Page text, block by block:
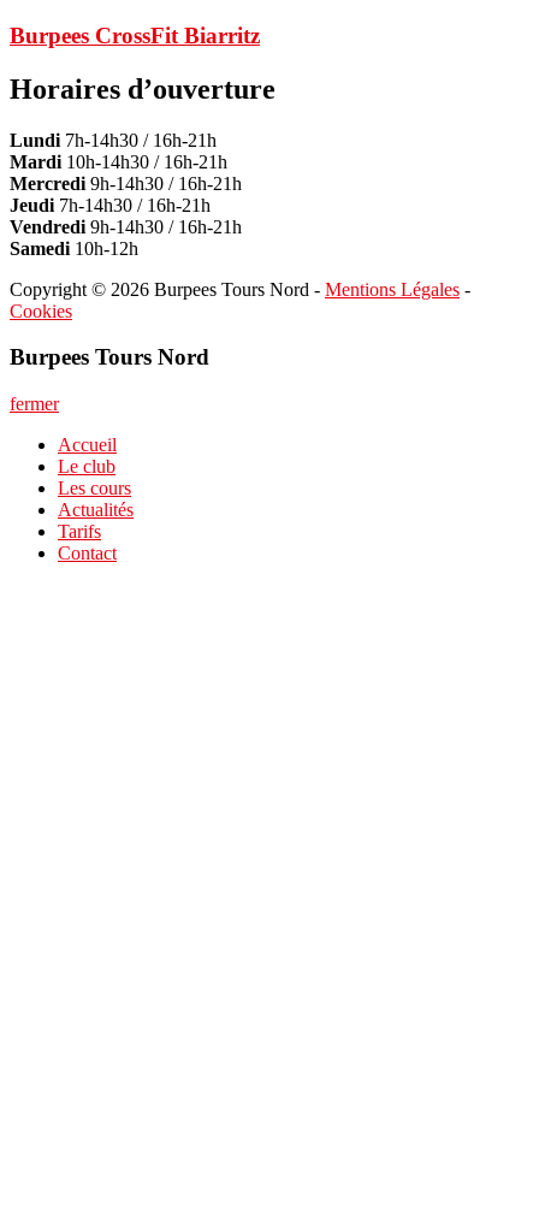
Burpees CrossFit Biarritz
Horaires d’ouverture
Lundi 7h-14h30 / 16h-21h
Mardi 10h-14h30 / 16h-21h
Mercredi 9h-14h30 / 16h-21h
Jeudi 7h-14h30 / 16h-21h
Vendredi 9h-14h30 / 16h-21h
Samedi 10h-12h
Copyright © 2026 Burpees Tours Nord - Mentions Légales -
Cookies
Burpees Tours Nord
fermer
Accueil
Le club
Les cours
Actualités
Tarifs
Contact